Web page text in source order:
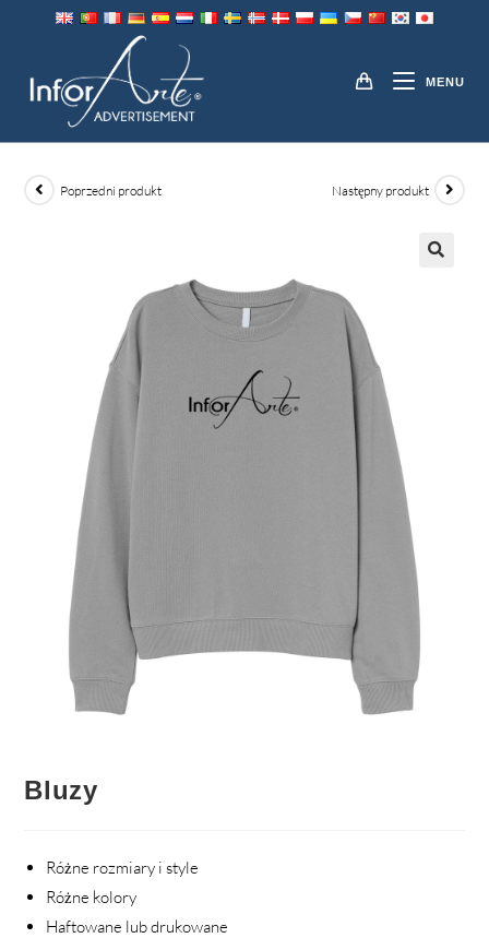
MENU
BLUZY
Poprzedni produkt Następny produkt
Bluzy
Różne rozmiary i style
Różne kolory
Haftowane lub drukowane